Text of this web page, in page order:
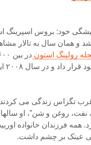
و همان سال به تالار
رولینگ استون
تگزاس زندگی می کردند
نفت، روغن و شن”، او
فرزندان خانواده
عینک بر چشم داشت.